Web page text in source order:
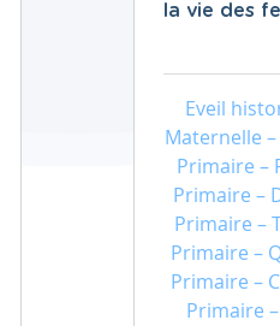
la vie des
Eveil
Maternelle
Primaire –
Primaire –
Primaire –
Primaire –
Primaire –
Primaire